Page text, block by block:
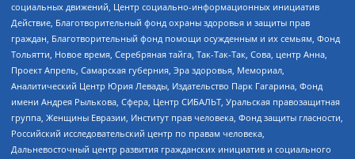
социальных движений, Центр социально-информационных инициатив
Действие, Благотворительный фонд охраны здоровья и защиты прав
граждан, Благотворительный фонд помощи осужденным и их семьям, Фонд
Тольятти, Новое время, Серебряная тайга, Так-Так-Так, Сова, центр Анна,
Проект Апрель, Самарская губерния, Эра здоровья, Мемориал,
Аналитический Центр Юрия Левады, Издательство Парк Гагарина, Фонд
имени Андрея Рылькова, Сфера, Центр СИБАЛЬТ, Уральская правозащитная
группа, Женщины Евразии, Институт прав человека, Фонд защиты гласности,
Российский исследовательский центр по правам человека,
Дальневосточный центр развития гражданских инициатив и социального